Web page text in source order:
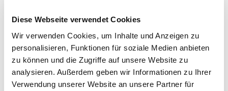
Diese Webseite verwendet Cookies
Wir verwenden Cookies, um Inhalte und Anzeigen zu
personalisieren, Funktionen für soziale Medien anbieten
zu können und die Zugriffe auf unsere Website zu
analysieren. Außerdem geben wir Informationen zu Ihrer
Verwendung unserer Website an unsere Partner für
Dies könnte Sie auch